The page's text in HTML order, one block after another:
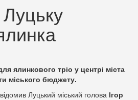
ялинкового тріо у центрі міста
міського бюджету.
Луцький міський голова Ігор